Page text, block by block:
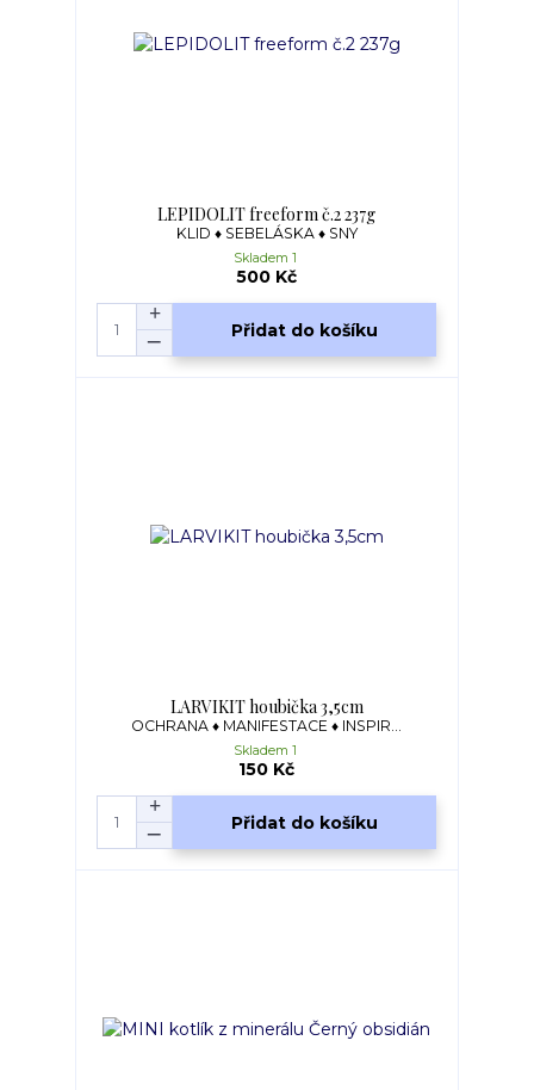
LEPIDOLIT freeform č.2 237g
KLID ♦ SEBELÁSKA ♦ SNY
500 Kč
Skladem 1
Přidat do košíku
LARVIKIT houbička 3,5cm
OCHRANA ♦ MANIFESTACE ♦ INSPIR...
150 Kč
Skladem 1
Přidat do košíku